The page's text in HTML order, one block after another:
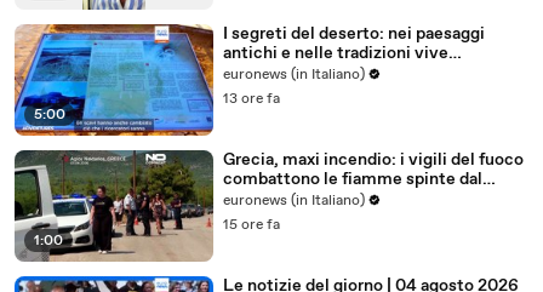
5:00
I segreti del deserto: nei paesaggi
antichi e nelle tradizioni vive
dell'Uzbekistan
euronews (in Italiano)
13 ore fa
1:00
Grecia, maxi incendio: i vigili del fuoco
combattono le fiamme spinte dal
vento
euronews (in Italiano)
15 ore fa
Le notizie del giorno | 04 agosto 2026